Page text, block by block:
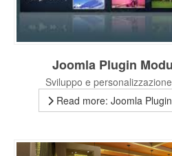
Joomla Plugin
Sviluppo e
Read more: Joomla